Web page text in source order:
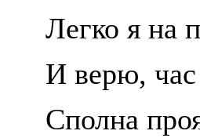
Легко я на
И верю, час
Сполна